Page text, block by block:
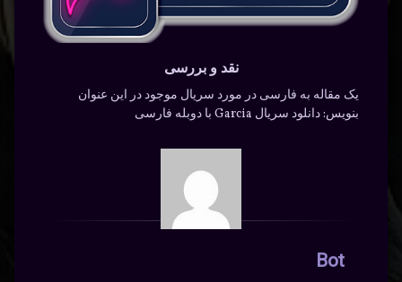
نقد و بررسی
یک مقاله به فارسی در مورد سریال موجود در این عنوان
بنویس: دانلود سریال Garcia با دوبله فارسی
Bot